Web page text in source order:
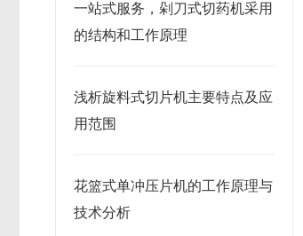
一站式服务，剁刀式切药机采用
的结构和工作原理
浅析旋料式切片机主要特点及应
用范围
花篮式单冲压片机的工作原理与
技术分析